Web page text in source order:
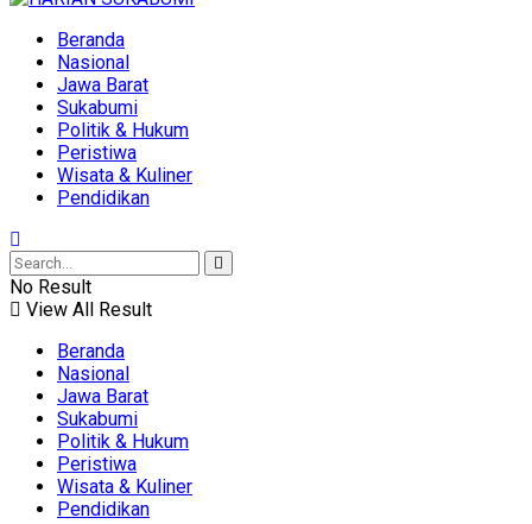
Beranda
Nasional
Jawa Barat
Sukabumi
Politik & Hukum
Peristiwa
Wisata & Kuliner
Pendidikan
No Result
View All Result
Beranda
Nasional
Jawa Barat
Sukabumi
Politik & Hukum
Peristiwa
Wisata & Kuliner
Pendidikan